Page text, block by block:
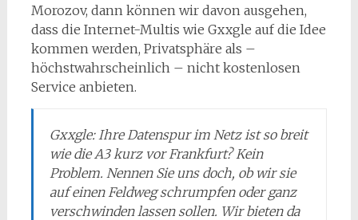
Morozov, dann können wir davon ausgehen,
dass die Internet-Multis wie Gxxgle auf die Idee
kommen werden, Privatsphäre als –
höchstwahrscheinlich – nicht kostenlosen
Service anbieten.
Gxxgle: Ihre Datenspur im Netz ist so breit
wie die A3 kurz vor Frankfurt? Kein
Problem. Nennen Sie uns doch, ob wir sie
auf einen Feldweg schrumpfen oder ganz
verschwinden lassen sollen. Wir bieten da